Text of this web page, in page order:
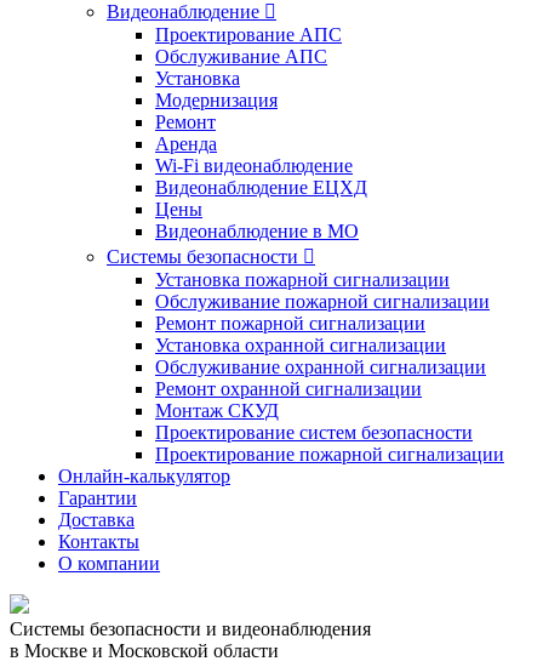
Видеонаблюдение 
Проектирование АПС
Обслуживание АПС
Установка
Модернизация
Ремонт
Аренда
Wi-Fi видеонаблюдение
Видеонаблюдение ЕЦХД
Цены
Видеонаблюдение в МО
Системы безопасности 
Установка пожарной сигнализации
Обслуживание пожарной сигнализации
Ремонт пожарной сигнализации
Установка охранной сигнализации
Обслуживание охранной сигнализации
Ремонт охранной сигнализации
Монтаж СКУД
Проектирование систем безопасности
Проектирование пожарной сигнализации
Онлайн-калькулятор
Гарантии
Доставка
Контакты
О компании
Системы безопасности и видеонаблюдения
в Москве и Московской области